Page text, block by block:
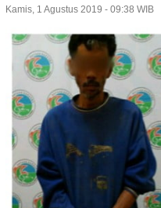
Kamis, 1 Agustus 2019 - 09:38 WIB